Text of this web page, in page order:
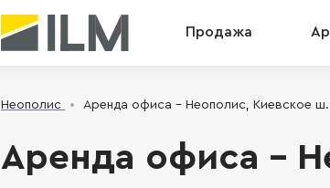
Продажа
Неополис Аренда офиса - Неополис, Киевское
Аренда офиса -